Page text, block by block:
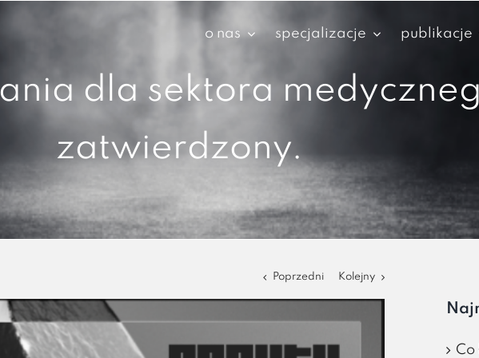
o nas specjalizacje publikacje
dla sektora
zatwierdzony.
Poprzedni Kolejny
Co